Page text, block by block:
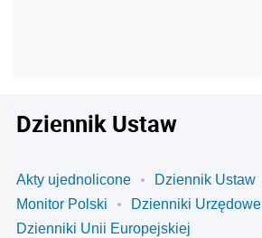
Dziennik Ustaw
Akty ujednolicone
Dziennik Ustaw
Monitor Polski
Dzienniki Urzędowe
Dzienniki Unii Europejskiej